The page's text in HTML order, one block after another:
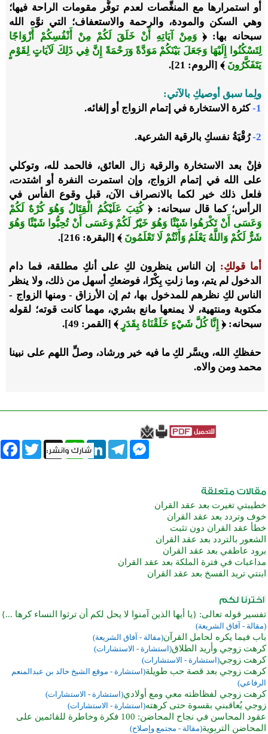
أو استمرارها مع المنغِّصات لعدم توفُّر مقومات الراحة فيها؛
وهي السكن والمودة، والرحمة والاستعفاف؛ التي نوَّه الله
سبحانه بها: ﴿وَمِنْ آيَاتِهِ أَنْ خَلَقَ لَكُمْ مِنْ أَنْفُسِكُمْ أَزْوَاجًا
لِتَسْكُنُوا إِلَيْهَا وَجَعَلَ بَيْنَكُمْ مَوَدَّةً وَرَحْمَةً إِنَّ فِي ذَلِكَ لَآيَاتٍ لِقَوْمٍ
يَتَفَكَّرُونَ ﴾ [الروم: 21].
ولِما سبق أوصيكِ بالآتي:
1- كثرة الاستخارة في إتمام الزواج أو إلغائه.
2- رُقْيَةُ نفسكِ بالرقية الشرعية.
فإنْ بعد الاستخارة والرقية زال العائق، فالحمد لله، وتوكلي
على الله في إتمام الزواج، وإن استمرت النفرة أو اشتدت،
فلعل ذلك خير لكما بالانصراف الآن، قبل وقوع الفأس في
الرأس؛ كما قال سبحانه: ﴿كُتِبَ عَلَيْكُمُ الْقِتَالُ وَهُوَ كُرْهٌ لَكُمْ
وَعَسَى أَنْ تَكْرَهُوا شَيْئًا وَهُوَ خَيْرٌ لَكُمْ وَعَسَى أَنْ تُحِبُّوا شَيْئًا وَهُوَ
شَرٌّ لَكُمْ وَاللَّهُ يَعْلَمُ وَأَنْتُمْ لَا تَعْلَمُونَ ﴾ [البقرة: 216].
أما قولكِ: إن الناس ينظرون لكِ على أنكِ مطلقة، فما دام
الدخول لم يتم، وما زلتِ بِكْرًا، فوضعكِ أسهل من ذلك، ولا ينظر
الناس لكِ نظرهم للمدخول بها، ثم إن الأرزاق - ومنها الزواج -
مكتوبة ومنتهية، لا يمنعها مانع بشري، مهما كانت قوته؛ لقوله
سبحانه: ﴿ إِنَّا كُلَّ شَيْءٍ خَلَقْنَاهُ بِقَدَرٍ ﴾ [القمر: 49].
حفظكِ الله، ويسَّر لكِ ما فيه خير ورشاد، وصلِّ اللهم على نبينا
محمد ومن والاه.
Twitter X
WhatsAppLinkedInTelegram
Messenger
خطيبتي تغيرت بعد عقد القران
خوف وتردد بعد عقد القران
خطأ عقد القران دون تثبت
الشعور بالتردد بعد عقد القران
برود عاطفي بعد عقد القران
مداعبات في فترة الملكة بعد عقد القران
ابنتي تريد الفسخ بعد عقد القران
تفسير قوله تعالى: {يا أيها الذين آمنوا لا يحل لكم أن ترثوا النساء كرها ...}
(مقالة - آفاق الشريعة)
باب فيما يكره لحامل القرآن(مقالة - آفاق الشريعة)
كرهت زوجي وأريد الطلاق(استشارة - الاستشارات)
كرهت زوجي(استشارة - الاستشارات)
كرهت زوجي بعد قصة حب طويلة(استشارة - موقع الشيخ خالد بن عبدالمنعم
الرفاعي)
كرهت زوجي لفظاظته معي ومع أولادي(استشارة - الاستشارات)
زوجي يُعاقبني بقسوة حتى كرهته(استشارة - الاستشارات)
عقود المحاسن في نجاح المحاضن: 100 فكرة وخاطرة للقائمين على
المحاضن التربوية(مقالة - مجتمع وإصلاح)